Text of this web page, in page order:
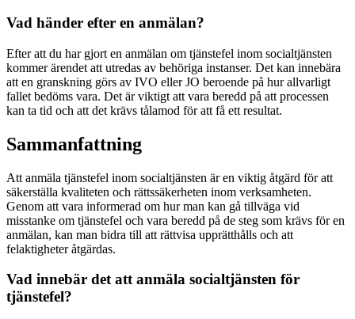
Vad händer efter en anmälan?
Efter att du har gjort en anmälan om tjänstefel inom socialtjänsten
kommer ärendet att utredas av behöriga instanser. Det kan innebära
att en granskning görs av IVO eller JO beroende på hur allvarligt
fallet bedöms vara. Det är viktigt att vara beredd på att processen
kan ta tid och att det krävs tålamod för att få ett resultat.
Sammanfattning
Att anmäla tjänstefel inom socialtjänsten är en viktig åtgärd för att
säkerställa kvaliteten och rättssäkerheten inom verksamheten.
Genom att vara informerad om hur man kan gå tillväga vid
misstanke om tjänstefel och vara beredd på de steg som krävs för en
anmälan, kan man bidra till att rättvisa upprätthålls och att
felaktigheter åtgärdas.
Vad innebär det att anmäla socialtjänsten för
tjänstefel?